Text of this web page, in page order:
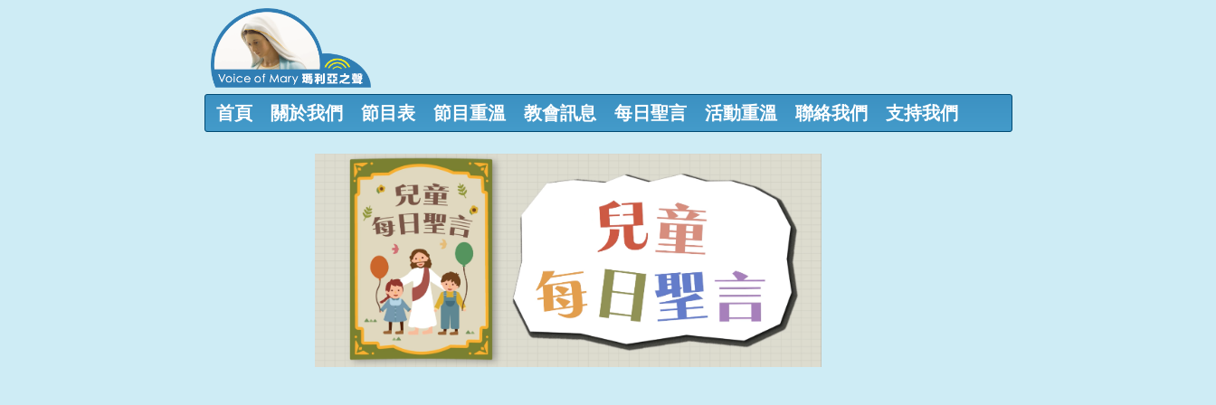
首頁 關於我們 節目表 節目重溫 教會訊息 每日聖言 活動重溫 聯絡我們 支持我們